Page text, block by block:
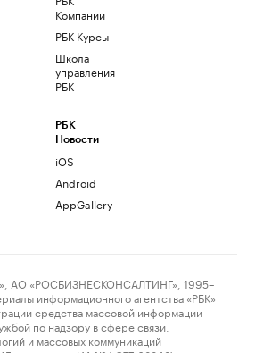
Компании
РБК Курсы
Школа
управления
РБК
РБК
Новости
iOS
Android
AppGallery
АО «РОСБИЗНЕСКОНСАЛТИНГ», 1995–
информационного агентства «РБК»
средства массовой информации
по надзору в сфере связи,
и массовых коммуникаций